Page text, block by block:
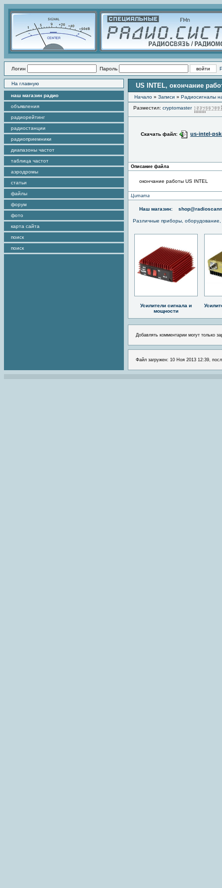
Логин Пароль
На главную
наш магазин радио
объявления
радиорейтинг
радиостанции
радиоприемники
диапазоны частот
таблица частот
аэродромы
статьи
файлы
форум
фото
карта сайта
поиск
поиск
US INTEL, окончание
Начало » Записи » Радиоcигналы
Разместил: cryptomaster
Скачать файл: us-intel-
Описание файла
окончание работы US INTEL
Цитата
Наш магазин:
Различные приборы,
Усилители сигнала и
мощности
Добавлять комментарии могут только
Файл загружен: 10 Ноя 2013 12:39,